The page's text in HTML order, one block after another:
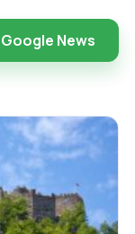
News